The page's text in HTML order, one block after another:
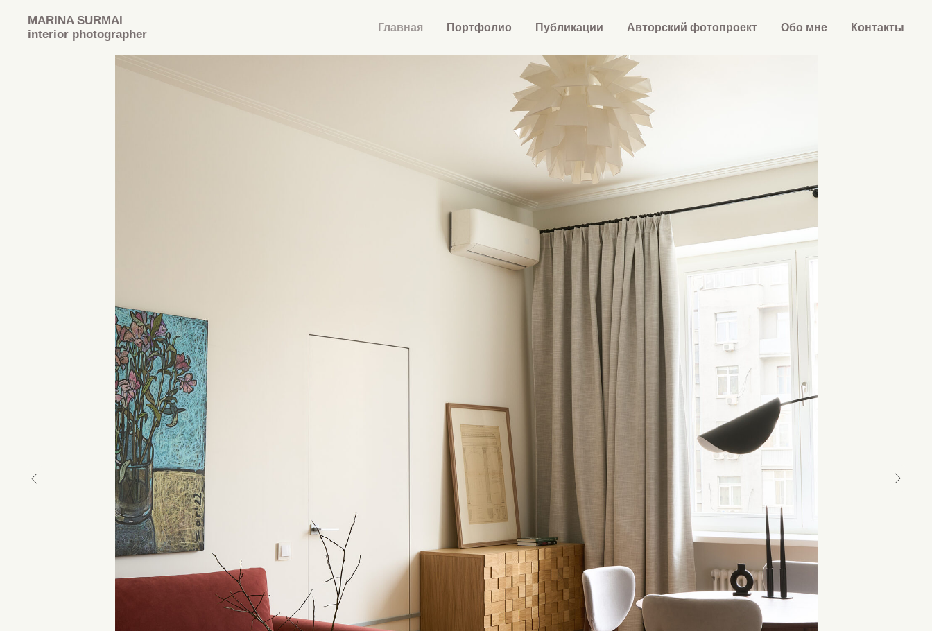
MARINA SURMAI
interior photographer
Главная Портфолио Публикации Авторский фотопроект Обо мне Контакты